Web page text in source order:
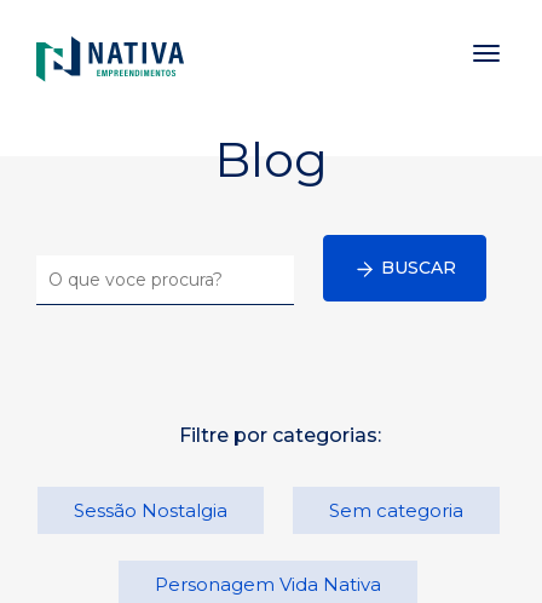
Toggle
Blog
BUSCAR
Filtre por categorias:
Sessão Nostalgia Sem categoria
Personagem Vida Nativa